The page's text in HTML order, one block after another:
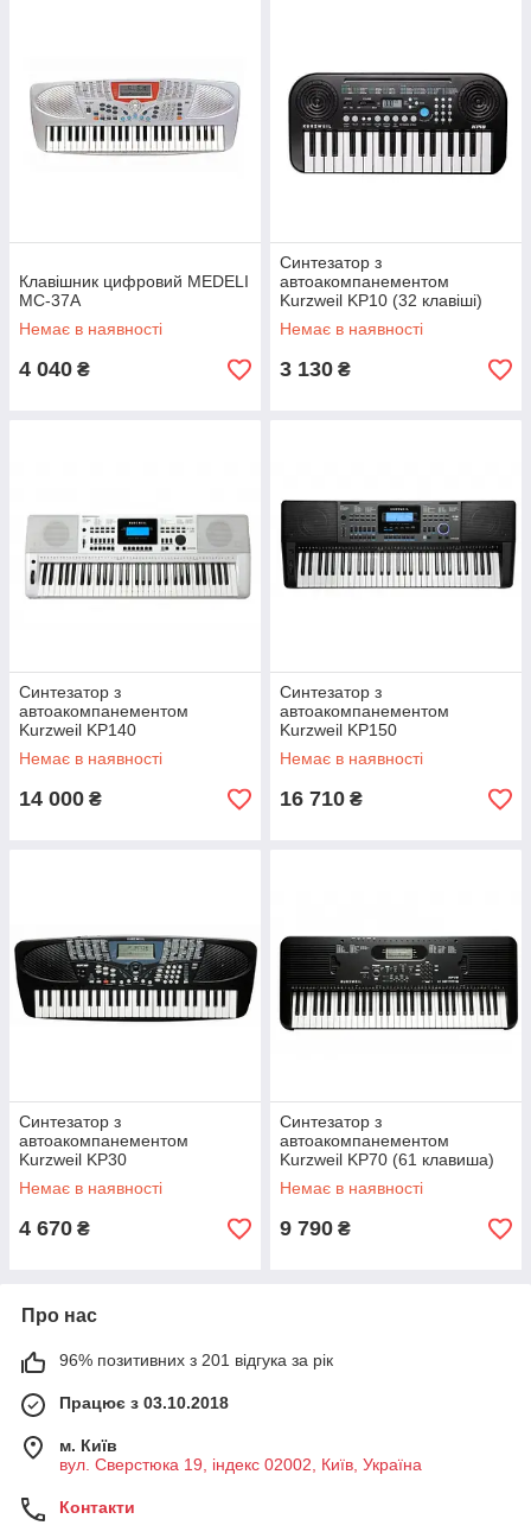
Клавішник цифровий MEDELI
MC-37A
Немає в наявності
4 040 ₴
Синтезатор з
автоакомпанементом
Kurzweil KP10 (32 клавіші)
Немає в наявності
3 130 ₴
Синтезатор з
автоакомпанементом
Kurzweil KP140
Немає в наявності
14 000 ₴
Синтезатор з
автоакомпанементом
Kurzweil KP150
Немає в наявності
16 710 ₴
Синтезатор з
автоакомпанементом
Kurzweil KP30
Немає в наявності
4 670 ₴
Синтезатор з
автоакомпанементом
Kurzweil KP70 (61 клавиша)
Немає в наявності
9 790 ₴
Про нас
96% позитивних з 201 відгука за рік
Працює з 03.10.2018
м. Київ
вул. Сверстюка 19, індекс 02002, Київ, Україна
Контакти